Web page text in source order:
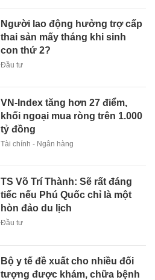
Người lao động hưởng trợ cấp
thai sản mấy tháng khi sinh
con thứ 2?
Đầu tư
VN-Index tăng hơn 27 điểm,
khối ngoại mua ròng trên 1.000
tỷ đồng
Tài chính - Ngân hàng
TS Võ Trí Thành: Sẽ rất đáng
tiếc nếu Phú Quốc chỉ là một
hòn đảo du lịch
Đầu tư
Bộ y tế đề xuất cho nhiều đối
tượng được khám, chữa bệnh